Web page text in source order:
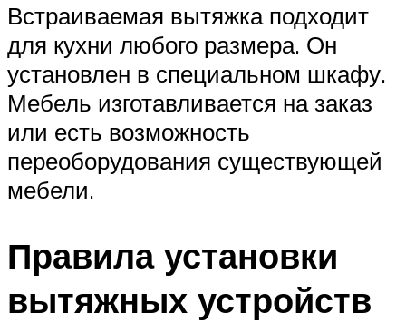
Встраиваемая вытяжка подходит
для кухни любого размера. Он
установлен в специальном шкафу.
Мебель изготавливается на заказ
или есть возможность
переоборудования существующей
мебели.
Правила установки
вытяжных устройств